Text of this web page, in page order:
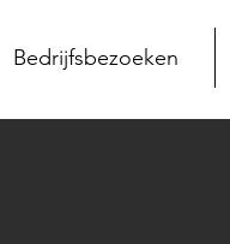
Bedrijfsbezoeken